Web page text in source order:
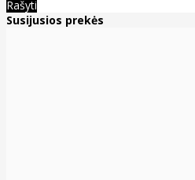
Rašyti
Susijusios prekės